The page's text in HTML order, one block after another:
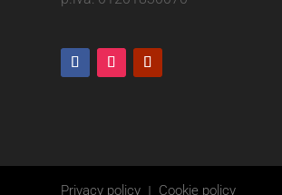
Privacy policy Cookie policy